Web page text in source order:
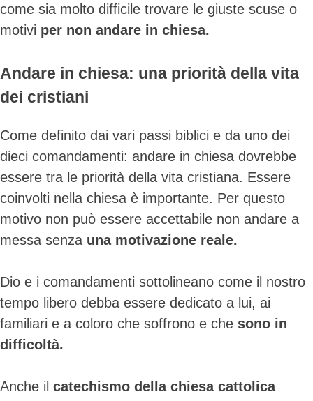
come sia molto difficile trovare le giuste scuse o
motivi per non andare in chiesa.
Andare in chiesa: una priorità della vita
dei cristiani
Come definito dai vari passi biblici e da uno dei
dieci comandamenti: andare in chiesa dovrebbe
essere tra le priorità della vita cristiana. Essere
coinvolti nella chiesa è importante. Per questo
motivo non può essere accettabile non andare a
messa senza una motivazione reale.
Dio e i comandamenti sottolineano come il nostro
tempo libero debba essere dedicato a lui, ai
familiari e a coloro che soffrono e che sono in
difficoltà.
Anche il catechismo della chiesa cattolica